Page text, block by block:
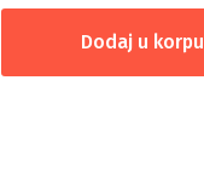
Dodaj u korpu